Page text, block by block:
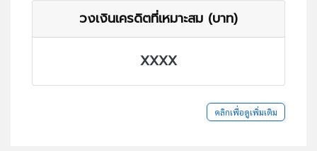
วงเงินเครดิตที่เหมาะสม (บาท)
XXXX
คลิกเพื่อดูเพิ่มเติม